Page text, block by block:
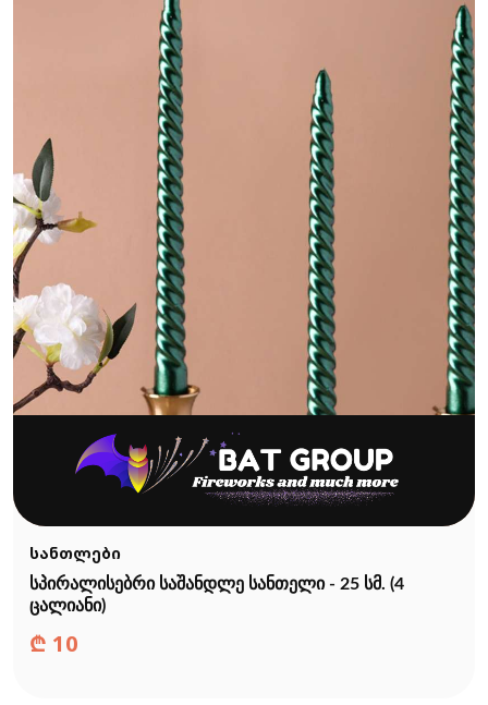
სანთლები
სპირალისებრი საშანდლე სანთელი - 25 სმ. (4
ცალიანი)
₾ 10